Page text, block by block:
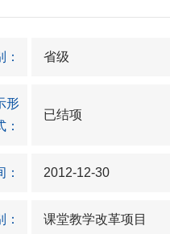
省级
形
：
已结项
2012-12-30
课堂教学改革项目